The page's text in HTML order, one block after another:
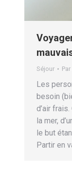
Séjour Par
Les
besoin
d’air
la mer,
le but
Partir en